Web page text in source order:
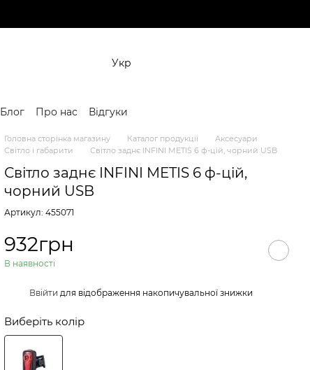
Укр
Блог Про нас Відгуки
Головна сторінка магазину Каталог продукції
Аксесуари
Світло і габарити
Світло заднє INFINI METIS 6 ф-цій, чорний USB
Світло заднє INFINI METIS 6 ф-цій,
чорний USB
Артикул: 455071
932грн
В наявності
Ввійти для відображення накопичувальної знижки
Виберіть колір